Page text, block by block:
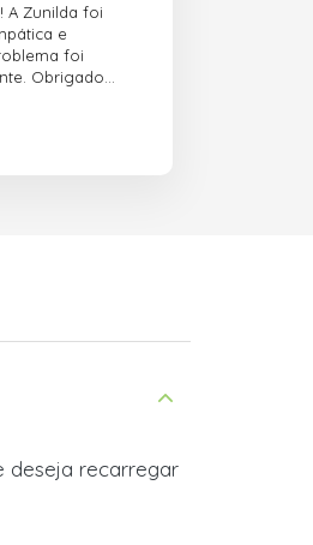
A Zunilda foi
e
foi
Obrigado
deseja recarregar